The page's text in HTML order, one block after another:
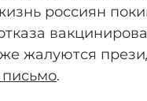
россиян
жалуются
.